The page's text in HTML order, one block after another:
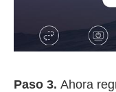
Paso 3. Ahora